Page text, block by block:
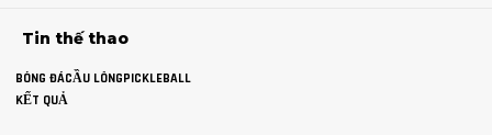
Tin thế thao
BÓNG ĐÁCẦU LÔNGPICKLEBALL
KẾT QUẢ